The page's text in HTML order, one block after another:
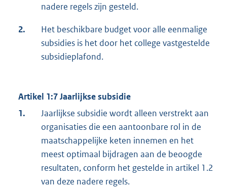
nadere regels zijn gesteld.
2.
Het beschikbare budget voor alle eenmalige
subsidies is het door het college vastgestelde
subsidieplafond.
Artikel 1:7 Jaarlijkse subsidie
1.
Jaarlijkse subsidie wordt alleen verstrekt aan
organisaties die een aantoonbare rol in de
maatschappelijke keten innemen en het
meest optimaal bijdragen aan de beoogde
resultaten, conform het gestelde in artikel 1.2
van deze nadere regels.